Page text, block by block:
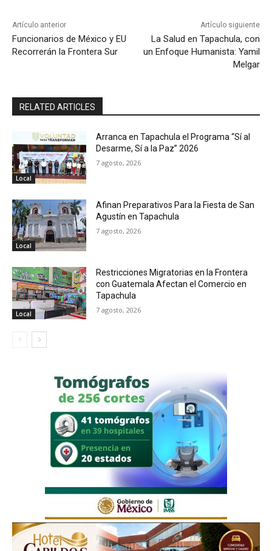
Artículo anterior
Funcionarios de México y EU
Recorrerán la Frontera Sur
Artículo siguiente
La Salud en Tapachula, con
un Enfoque Humanista: Yamil
Melgar
RELATED ARTICLES
Local
Arranca en Tapachula el Programa “Sí al
Desarme, Sí a la Paz” 2026
7 agosto, 2026
Local
Afinan Preparativos Para la Fiesta de San
Agustín en Tapachula
7 agosto, 2026
Local
Restricciones Migratorias en la Frontera
con Guatemala Afectan el Comercio en
Tapachula
7 agosto, 2026